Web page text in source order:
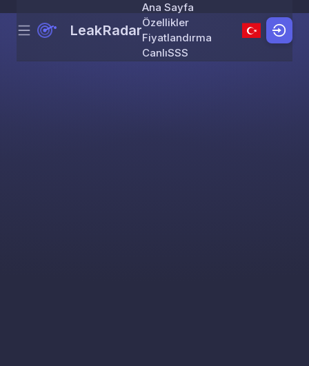
Skip to content
Menu LeakRadar
Ana Sayfa
Özellikler
Fiyatlandırma
CanlıSSS